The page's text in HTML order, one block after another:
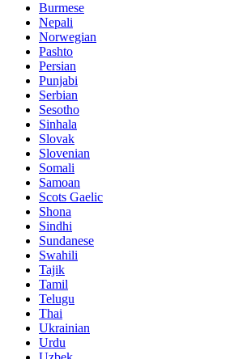
Burmese
Nepali
Norwegian
Pashto
Persian
Punjabi
Serbian
Sesotho
Sinhala
Slovak
Slovenian
Somali
Samoan
Scots Gaelic
Shona
Sindhi
Sundanese
Swahili
Tajik
Tamil
Telugu
Thai
Ukrainian
Urdu